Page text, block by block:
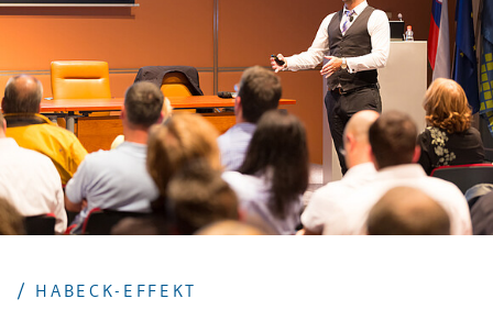
unterstreicht und wie Sie mit der richtigen
räumlichen Distanz Nähe oder Souveränität
signalisieren. Ausserdem lernen Sie, Gesten gezielt
und zugleich natürlich einzusetzen und durch aktiven
Blickkontakt Vertrauen sowie Aufmerksamkeit zu
gewinnen.
/ HABECK-EFFEKT